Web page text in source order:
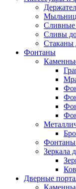
Сливы
Стаканы
Фонтаны
Фонтаны
Зеркала
Дверные